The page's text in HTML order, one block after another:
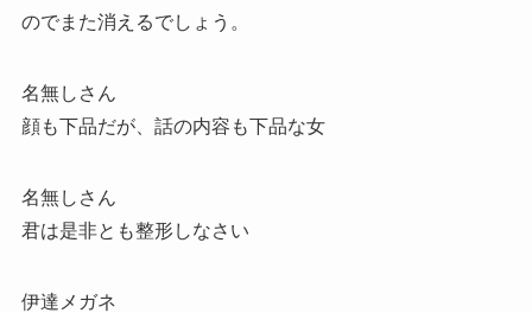
のでまた消えるでしょう。
名無しさん
顔も下品だが、話の内容も下品な女
名無しさん
君は是非とも整形しなさい
伊達メガネ